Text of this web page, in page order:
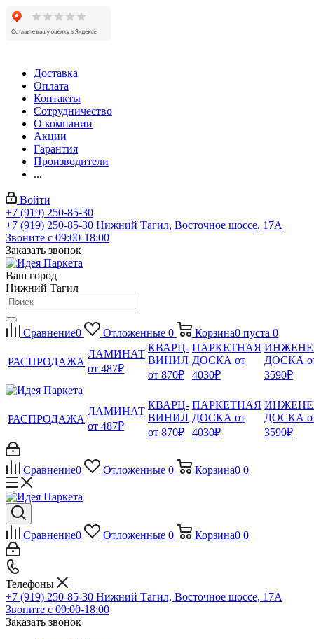
Доставка
Оплата
Контакты
Сотрудничество
О компании
Акции
Гарантия
Производители
...
Войти
+7 (919) 250-85-30
+7 (919) 250-85-30 Нижний Тагил, Восточное шоссе, 17А
Звоните с 09:00-18:00
Заказать звонок
Ваш город
Нижний Тагил
Сравнение0 Отложенные 0 Корзина0 пуста 0
РАСПРОДАЖА
ЛАМИНАТ
от 487₽
КВАРЦ-
ВИНИЛ
от 870₽
ПАРКЕТНАЯ
ДОСКА от
4030₽
ДОСКА
3590₽
РАСПРОДАЖА
ЛАМИНАТ
от 487₽
КВАРЦ-
ВИНИЛ
от 870₽
ПАРКЕТНАЯ
ДОСКА от
4030₽
ДОСКА
3590₽
Сравнение0 Отложенные 0 Корзина0 0
Сравнение0 Отложенные 0 Корзина0 0
Телефоны
+7 (919) 250-85-30 Нижний Тагил, Восточное шоссе, 17А
Звоните с 09:00-18:00
Заказать звонок